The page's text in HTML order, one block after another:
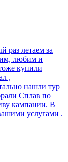
раз летаем за
любим и
купили
,
нашли тур
Сплав по
кампании. В
услугами .